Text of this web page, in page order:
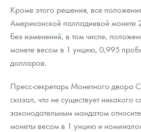
Кроме этого решения, все
Американской палладиевой монете
без изменений, в том числе,
монете весом в 1 унцию, 0,995
долларов.
Пресс-секретарь Монетного
сказал, что не существует никакого
законодательным мандатом
монеты весом в 1 унцию и